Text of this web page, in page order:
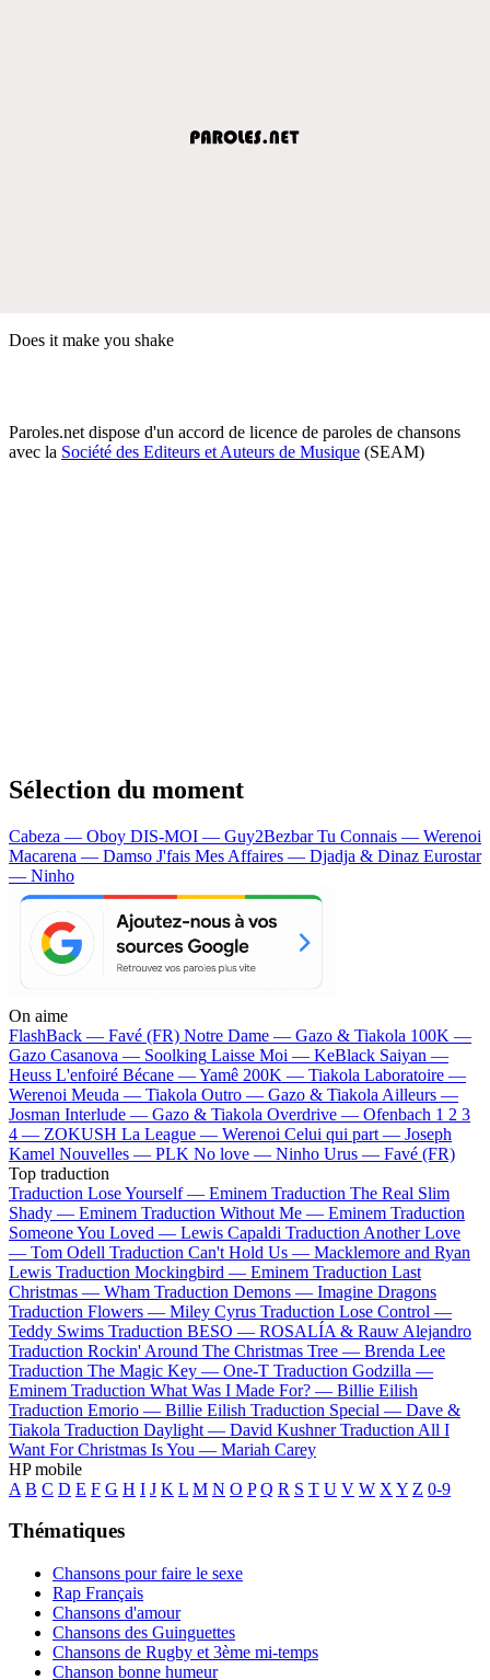
Does it make you shake
Paroles.net dispose d'un accord de licence de paroles de chansons
avec la Société des Editeurs et Auteurs de Musique (SEAM)
Sélection du moment
Cabeza — Oboy DIS-MOI — Guy2BezbarTu Connais — Werenoi
Macarena — Damso J'fais Mes Affaires — Djadja & Dinaz Eurostar
— Ninho
On aime
FlashBack — Favé (FR) Notre Dame — Gazo & Tiakola 100K —
Gazo Casanova — Soolking Laisse Moi — KeBlack Saiyan —
Heuss L'enfoiré Bécane —Yamê 200K — Tiakola Laboratoire —
Werenoi Meuda — Tiakola Outro — Gazo & Tiakola Ailleurs —
Josman Interlude — Gazo & Tiakola Overdrive — Ofenbach 1 2 3
4 — ZOKUSH La League — Werenoi Celui qui part — Joseph
Kamel Nouvelles — PLK No love — Ninho Urus — Favé (FR)
Top traduction
Traduction Lose Yourself — Eminem Traduction The Real Slim
Shady — Eminem Traduction Without Me — Eminem Traduction
Someone You Loved — Lewis Capaldi Traduction Another Love
— Tom Odell Traduction Can't Hold Us — Macklemore and Ryan
Lewis Traduction Mockingbird — Eminem Traduction Last
Christmas — Wham Traduction Demons — Imagine Dragons
Traduction Flowers — Miley Cyrus Traduction Lose Control —
Teddy Swims Traduction BESO — ROSALÍA & Rauw Alejandro
Traduction Rockin' Around The Christmas Tree — Brenda Lee
Traduction The Magic Key — One-T Traduction Godzilla —
Eminem Traduction What Was I Made For? — Billie Eilish
Traduction Emorio — Billie Eilish Traduction Special — Dave &
Tiakola Traduction Daylight — David Kushner Traduction All I
Want For Christmas Is You — Mariah Carey
HP mobile
A B C D E F G H I J K L M N O P Q R S T U V W X Y Z 0-9
Thématiques
Chansons pour faire le sexe
Rap Français
Chansons d'amour
Chansons des Guinguettes
Chansons de Rugby et 3ème mi-temps
Chanson bonne humeur